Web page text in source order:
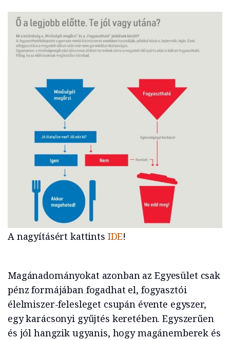
A nagyításért kattints IDE!
Magánadományokat azonban az Egyesület csak
pénz formájában fogadhat el, fogyasztói
élelmiszer-felesleget csupán évente egyszer,
egy karácsonyi gyűjtés keretében. Egyszerűen
és jól hangzik ugyanis, hogy magánemberek és